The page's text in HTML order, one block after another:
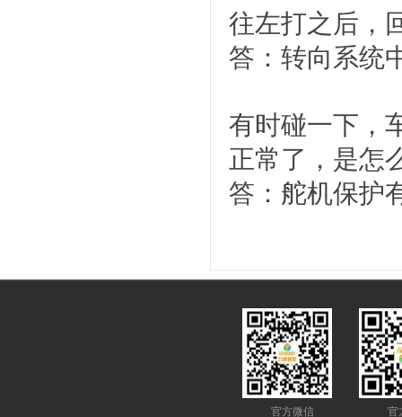
往左打之后，
答：转向系统
有时碰一下，
正常了，是怎
答：舵机保护
官方微信 官